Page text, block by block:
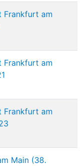
Frankfurt am
Frankfurt am
Frankfurt am
Main (38.